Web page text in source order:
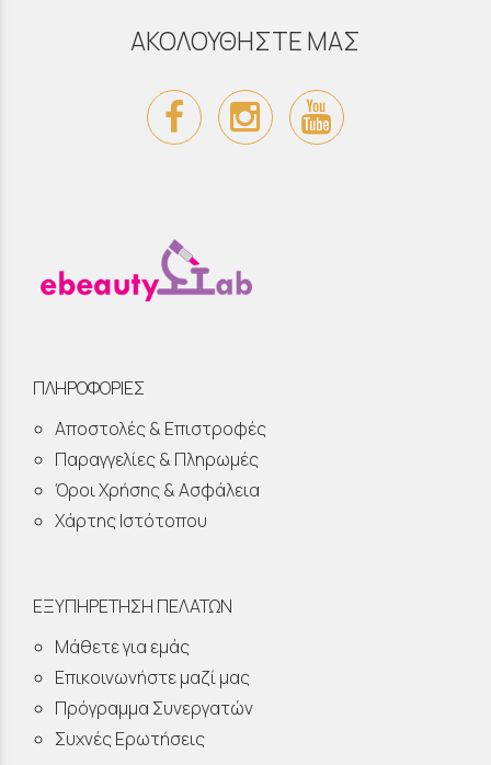
ΑΚΟΛΟΥΘΗΣΤΕ ΜΑΣ
ΠΛΗΡΟΦΟΡΙΕΣ
Αποστολές & Επιστροφές
Παραγγελίες & Πληρωμές
Όροι Χρήσης & Ασφάλεια
Χάρτης Ιστότοπου
ΕΞΥΠΗΡΕΤΗΣΗ ΠΕΛΑΤΩΝ
Μάθετε για εμάς
Επικοινωνήστε μαζί μας
Πρόγραμμα Συνεργατών
Συχνές Ερωτήσεις